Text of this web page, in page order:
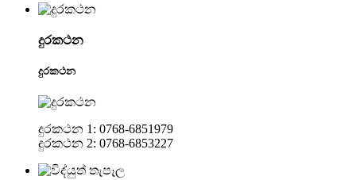
දුරකථන
දුරකථන
දුරකථන 1: 0768-6851979
දුරකථන 2: 0768-6853227